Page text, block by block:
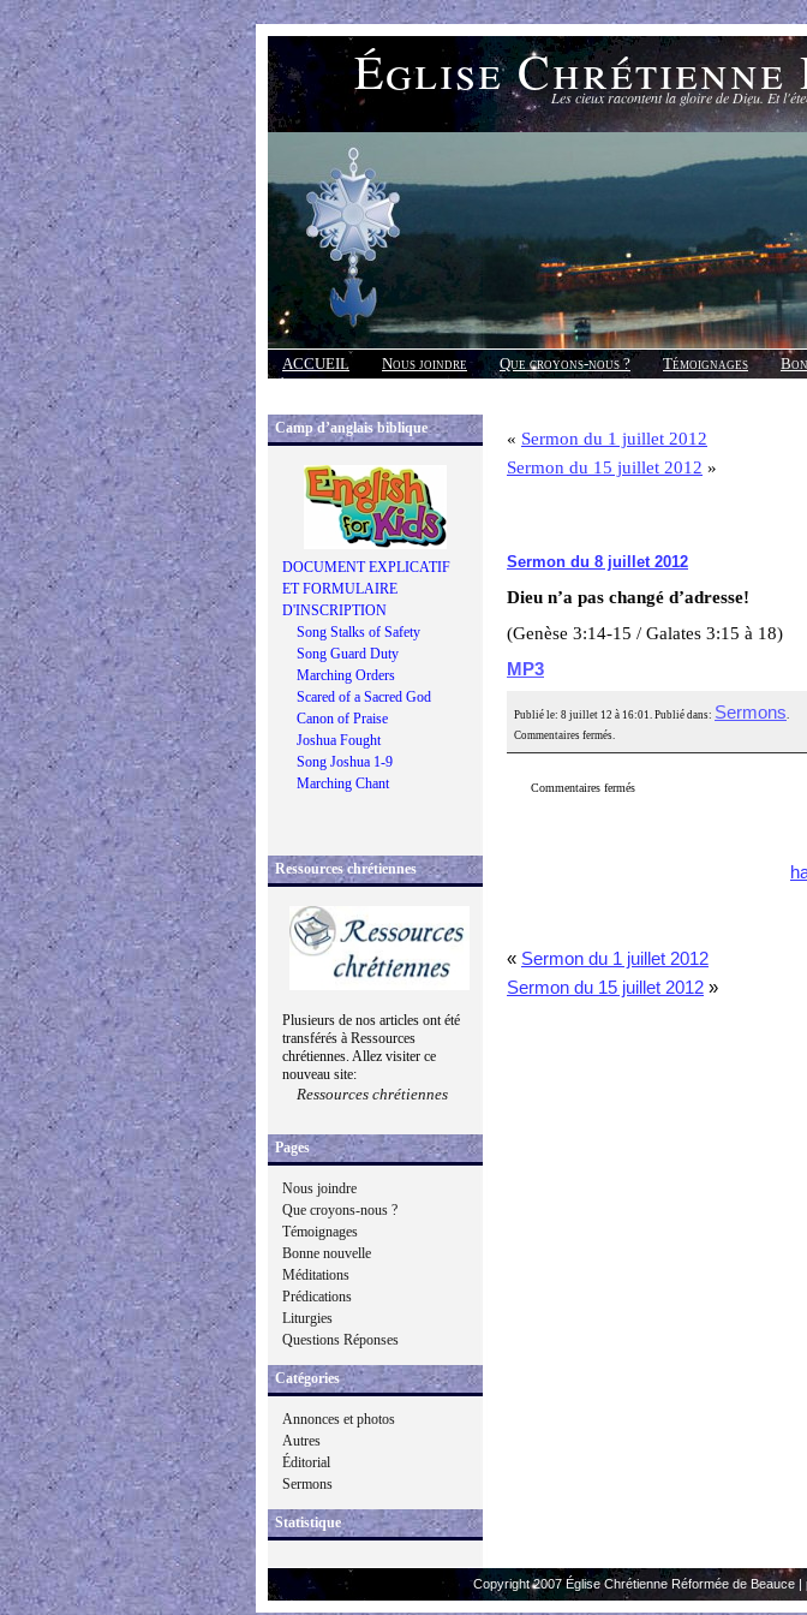
Église Chrétienne
Les cieux racontent la gloire de Dieu. Et
ACCUEIL Nous joindre Que croyons-nous ? Témoignages
Réponses
Camp d’anglais biblique
DOCUMENT EXPLICATIF
ET FORMULAIRE
D'INSCRIPTION
Song Stalks of Safety
Song Guard Duty
Marching Orders
Scared of a Sacred God
Canon of Praise
Joshua Fought
Song Joshua 1-9
Marching Chant
Ressources chrétiennes
Plusieurs de nos articles ont été
transférés à Ressources
chrétiennes. Allez visiter ce
nouveau site:
Ressources chrétiennes
Pages
Nous joindre
Que croyons-nous ?
Témoignages
Bonne nouvelle
Méditations
Prédications
Liturgies
Questions Réponses
Catégories
Annonces et photos
Autres
Éditorial
Sermons
Statistique
« Sermon du 1 juillet 2012
Sermon du 15 juillet 2012 »
Sermon du 8 juillet 2012
Dieu n’a pas changé d’adresse!
(Genèse 3:14-15 / Galates 3:15 à 18)
MP3
Publié le: 8 juillet 12 à 16:01. Publié dans: Sermons.
Commentaires fermés.
Commentaires fermés
« Sermon du 1 juillet 2012
Sermon du 15 juillet 2012 »
Copyright 2007 Église Chrétienne Réformée de Beauce |